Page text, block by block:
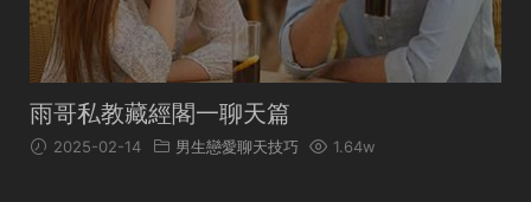
雨哥私教藏經閣一聊天篇
2025-02-14 男生戀愛聊天技巧 1.64w